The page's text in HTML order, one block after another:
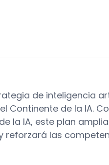
de inteligencia
Continente de la IA.
la IA, este plan
las